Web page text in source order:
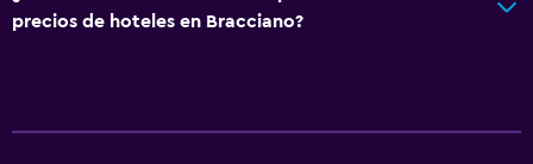
Restaurante
precios de hoteles en Bracciano?